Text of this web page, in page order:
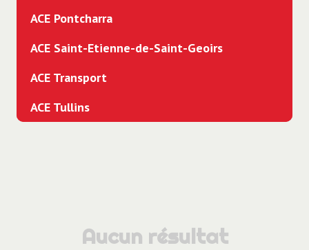
Aucun résultat
ACE Pontcharra
ACE Saint-Etienne-de-Saint-Geoirs
ACE Transport
ACE Tullins